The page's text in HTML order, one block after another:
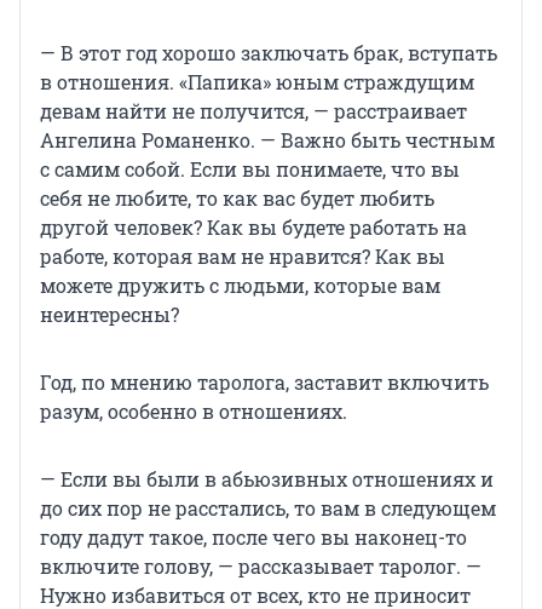
— В этот год хорошо заключать брак, вступать
в отношения. «Папика» юным страждущим
девам найти не получится, — расстраивает
Ангелина Романенко. — Важно быть честным
с самим собой. Если вы понимаете, что вы
себя не любите, то как вас будет любить
другой человек? Как вы будете работать на
работе, которая вам не нравится? Как вы
можете дружить с людьми, которые вам
неинтересны?
Год, по мнению таролога, заставит включить
разум, особенно в отношениях.
— Если вы были в абьюзивных отношениях и
до сих пор не расстались, то вам в следующем
году дадут такое, после чего вы наконец-то
включите голову, — рассказывает таролог. —
Нужно избавиться от всех, кто не приносит